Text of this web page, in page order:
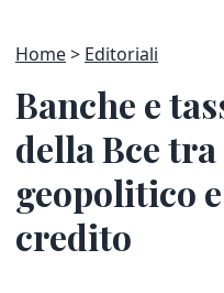
Home Editoriali
Banche e
della Bce
geopolitico
credito